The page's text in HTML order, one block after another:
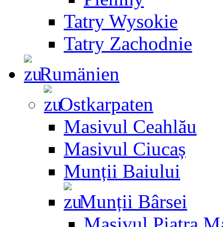
Tatry Wysokie
Tatry Zachodnie
Rumänien
Ostkarpaten
Masivul Ceahlău
Masivul Ciucaș
Munții Baiului
Munții Bârsei